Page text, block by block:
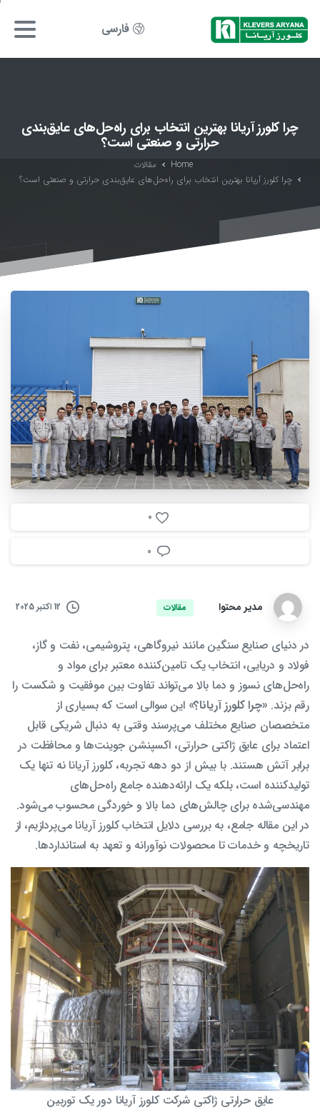
فارسی
چرا کلورز آریانا بهترین انتخاب برای راه‌حل‌های عایق‌بندی
حرارتی و صنعتی است؟
Home
مقالات
چرا کلورز آریانا بهترین انتخاب برای راه‌حل‌های عایق‌بندی حرارتی و صنعتی است؟
0
0
مدیر محتوا مقالات 12 اکتبر 2025
در دنیای صنایع سنگین مانند نیروگاهی، پتروشیمی، نفت و گاز،
فولاد و دریایی، انتخاب یک تامین‌کننده معتبر برای مواد و
راه‌حل‌های نسوز و دما بالا می‌تواند تفاوت بین موفقیت و شکست را
رقم بزند. «چرا کلورز آریانا؟» این سوالی است که بسیاری از
متخصصان صنایع مختلف می‌پرسند وقتی به دنبال شریکی قابل
اعتماد برای عایق‌ ژاکتی حرارتی، اکسپنشن جوینت‌ها و محافظت در
برابر آتش هستند. با بیش از دو دهه تجربه، کلورز آریانا نه تنها یک
تولیدکننده است، بلکه یک ارائه‌دهنده جامع راه‌حل‌های
مهندسی‌شده برای چالش‌های دما بالا و خوردگی محسوب می‌شود.
در این مقاله جامع، به بررسی دلایل انتخاب کلورز آریانا می‌پردازیم، از
تاریخچه و خدمات تا محصولات نوآورانه و تعهد به استانداردها.
عایق حرارتی ژاکتی شرکت کلورز آریانا دور یک توربین